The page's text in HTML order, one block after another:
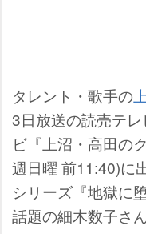
タレント・歌手の
3日放送の読売テ
ビ『上沼・高田の
週日曜 前11:40)に
シリーズ『地獄に
話題の細木数子さ